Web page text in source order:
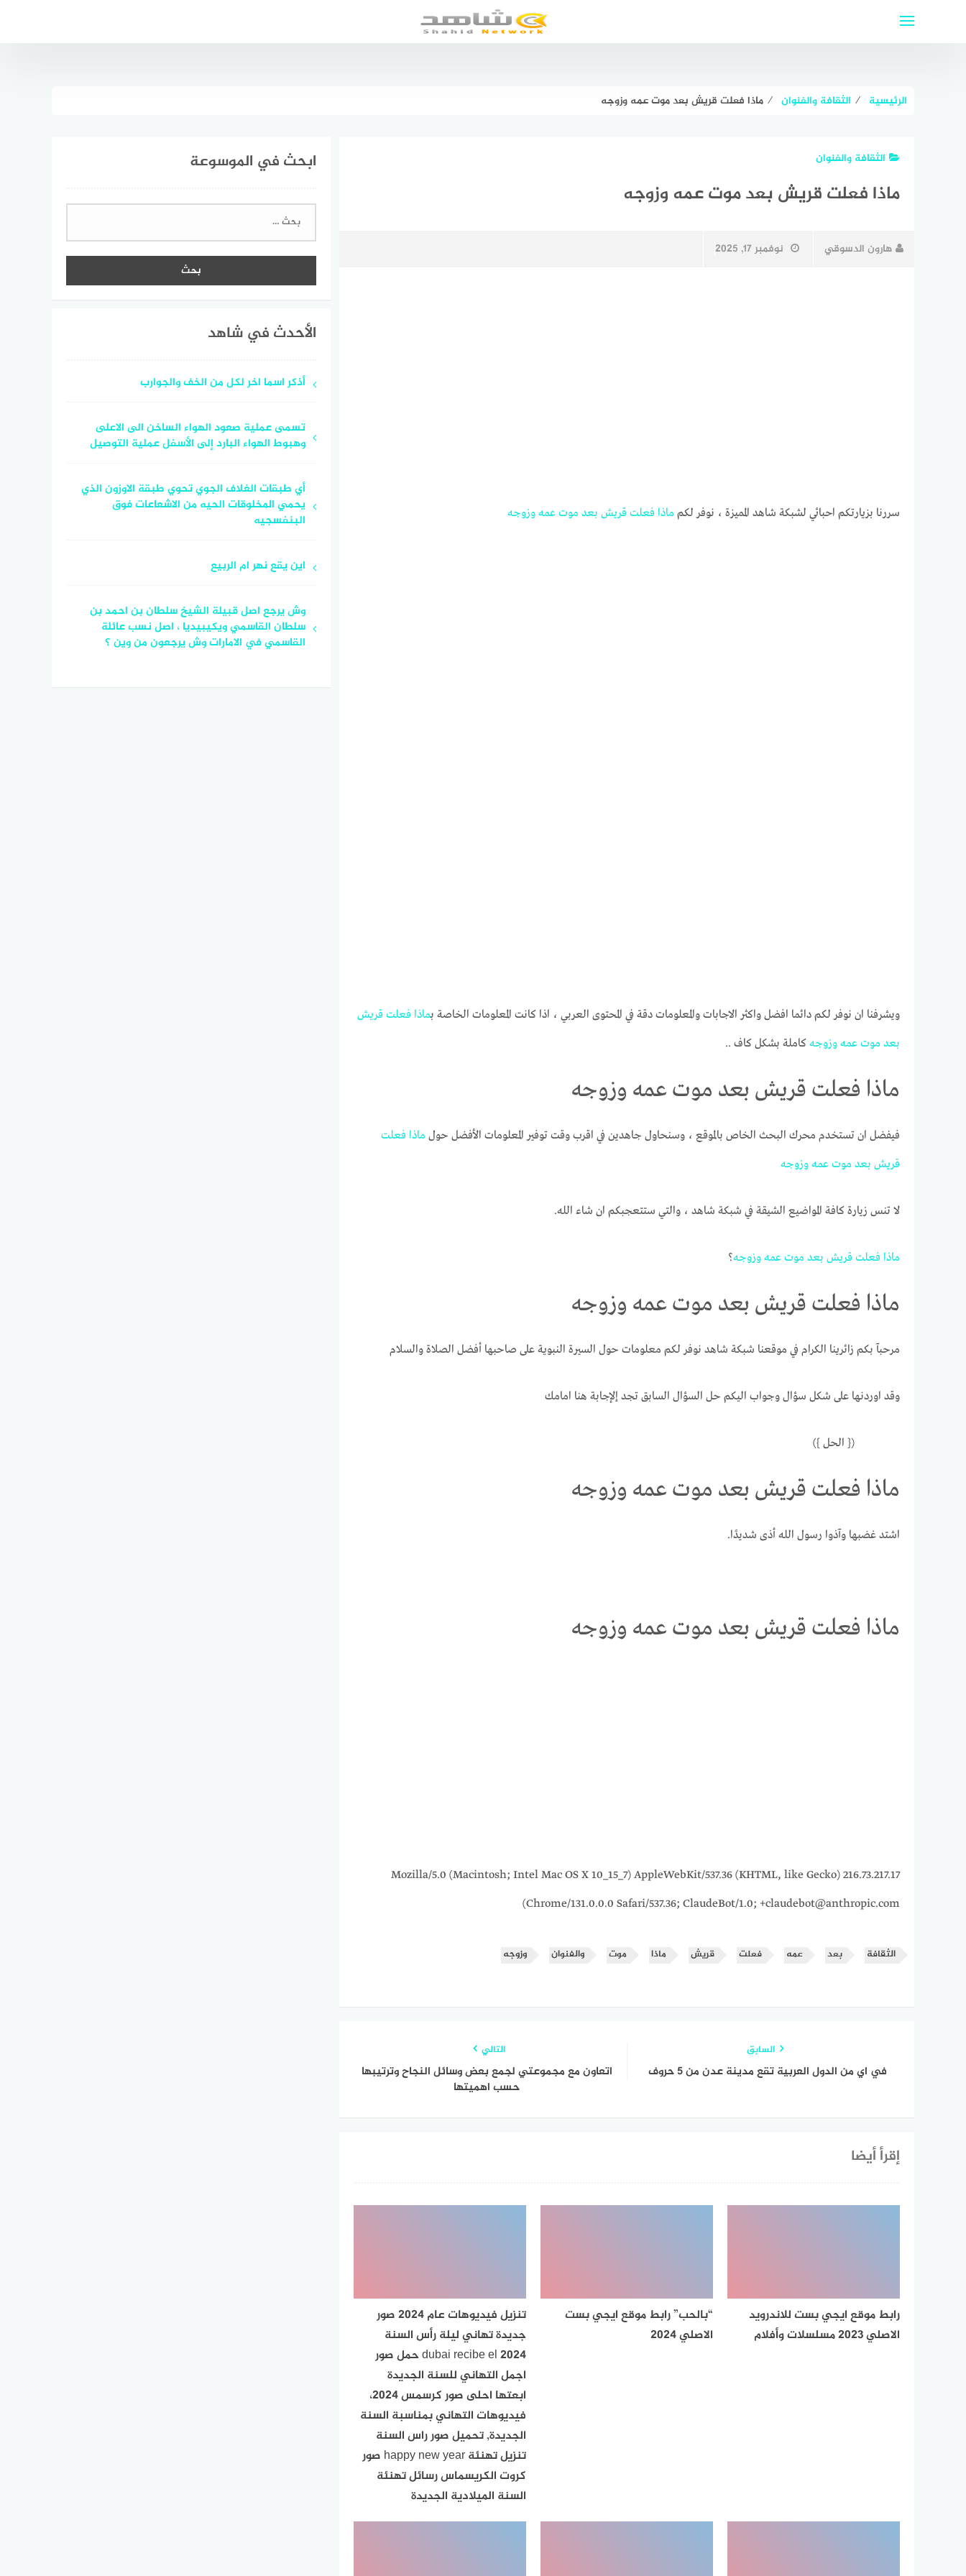
الرئيسية ⁄ الثقافة والفنوان ⁄ ماذا فعلت قريش بعد موت عمه وزوجه
الثقافة والفنوان
ماذا فعلت قريش بعد موت عمه وزوجه
هارون الدسوقي نوفمبر 17, 2025
سررنا بزيارتكم احبائي لشبكة شاهد المميزة ، نوفر لكم ماذا فعلت قريش بعد موت عمه وزوجه
ويشرفنا ان نوفر لكم دائما افضل واكثر الاجابات والمعلومات دقة في المحتوى العربي ، اذا كانت المعلومات الخاصة بماذا فعلت قريش
بعد موت عمه وزوجه كاملة بشكل كاف ..
ماذا فعلت قريش بعد موت عمه وزوجه
فيفضل ان تستخدم محرك البحث الخاص بالموقع ، وسنحاول جاهدين في اقرب وقت توفير المعلومات الأفضل حول ماذا فعلت
قريش بعد موت عمه وزوجه
لا تنس زيارة كافة المواضيع الشيقة في شبكة شاهد ، والتي ستتعجبكم ان شاء الله.
ماذا فعلت قريش بعد موت عمه وزوجه؟
ماذا فعلت قريش بعد موت عمه وزوجه
مرحبآ بكم زائرينا الكرام في موقعنا شبكة شاهد نوفر لكم معلومات حول السيرة النبوية على صاحبها أفضل الصلاة والسلام
وقد اوردنها على شكل سؤال وجواب اليكم حل السؤال السابق تجد إلإجابة هنا امامك
({ الحل })
ماذا فعلت قريش بعد موت عمه وزوجه
اشتد غضبها وآذوا رسول الله أذى شديدًا.
ماذا فعلت قريش بعد موت عمه وزوجه
216.73.217.17 Mozilla/5.0 (Macintosh; Intel Mac OS X 10_15_7) AppleWebKit/537.36 (KHTML, like Gecko)
Chrome/131.0.0.0 Safari/537.36; ClaudeBot/1.0; +claudebot@anthropic.com)
الثقافة بعد عمه فعلت قريش ماذا موت والفنوان وزوجه
السابق
في اي من الدول العربية تقع مدينة عدن من 5 حروف
التالي
اتعاون مع مجموعتي لجمع بعض وسائل النجاح وترتيبها
حسب اهميتها
إقرأ أيضا
رابط موقع ايجي بست للاندرويد
الاصلي 2023 مسلسلات وأفلام
“بالحب” رابط موقع ايجي بست
الاصلي 2024
تنزيل فيديوهات عام 2024 صور
جديدة تهاني ليلة رأس السنة
dubai recibe el 2024 حمل صور
اجمل التهاني للسنة الجديدة
ابعتها احلى صور كرسمس 2024،
فيديوهات التهاني بمناسبة السنة
الجديدة, تحميل صور راس السنة
تنزيل تهنئة happy new year صور
كروت الكريسماس رسائل تهنئة
السنة الميلادية الجديدة
ابحث في الموسوعة
البحث
الأحدث في شاهد
أذكر اسما اخر لكل من الخف والجوارب
تسمى عملية صعود الهواء الساخن الى الاعلى
وهبوط الهواء البارد إلى الأسفل عملية التوصيل
أي طبقات الغلاف الجوي تحوي طبقة الاوزون الذي
يحمي المخلوقات الحيه من الاشعاعات فوق
البنفسجيه
اين يقع نهر ام الربيع
وش يرجع اصل قبيلة الشيخ سلطان بن احمد بن
سلطان القاسمي ويكيبيديا ، اصل نسب عائلة
القاسمي في الامارات وش يرجعون من وين ؟